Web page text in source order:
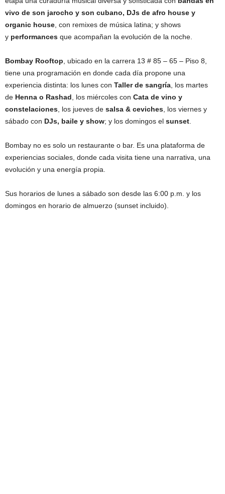
vivo de son jarocho y son cubano, DJs de afro house y
organic house , con remixes de música latina; y shows
y performances que acompañan la evolución de la noche.
Bombay Rooftop , ubicado en la carrera 13 # 85 – 65 – Piso 8,
tiene una programación en donde cada día propone una
experiencia distinta: los lunes con Taller de sangría , los martes
de Henna o Rashad , los miércoles con Cata de vino y
constelaciones , los jueves de salsa & ceviches , los viernes y
sábado con DJs, baile y show; y los domingos el sunset
Bombay no es solo un restaurante o bar. Es una plataforma de
experiencias sociales, donde cada visita tiene una narrativa, una
evolución y una energía propia.
Sus horarios de lunes a sábado son desde las 6:00 p.m. y los
domingos en horario de almuerzo (sunset incluido).